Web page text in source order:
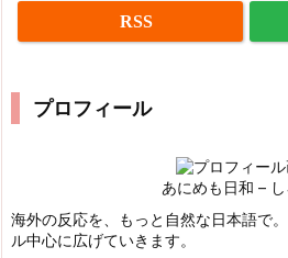
RSS
プロフィール
あにめも日和 – し
海外の反応を、もっと自然な日本語で
ル中心に広げていきます。